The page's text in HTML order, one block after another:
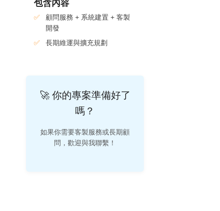
包含內容
顧問服務 + 系統建置 + 客製
開發
長期維運與擴充規劃
🚀 你的專案準備好了
嗎？
如果你需要客製服務或長期顧
問，歡迎與我聯繫！